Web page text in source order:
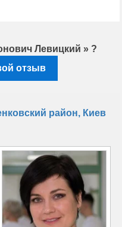
Левицкий » ?
отзыв
район, Киев